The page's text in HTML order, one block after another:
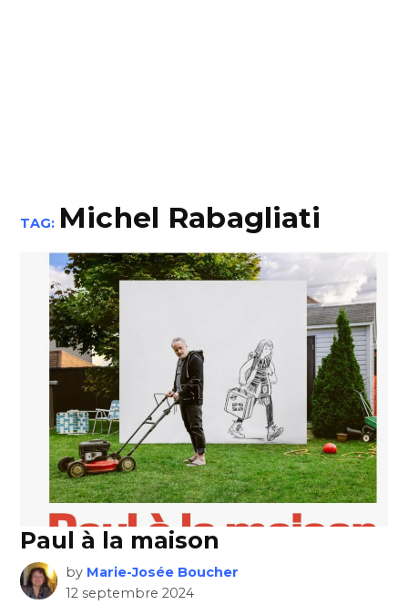
TAG: Michel Rabagliati
Paul à la maison
by Marie-Josée Boucher
12 septembre 2024